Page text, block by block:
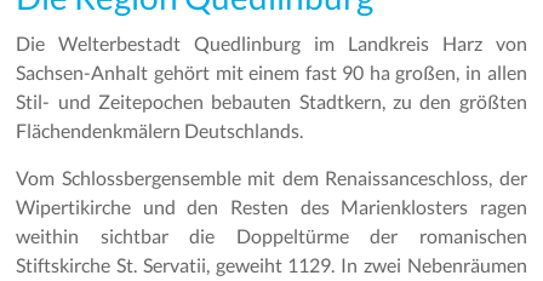
Die Welterbestadt Quedlinburg im Landkreis Harz von
Sachsen-Anhalt gehört mit einem fast 90 ha großen, in allen
Stil- und Zeitepochen bebauten Stadtkern, zu den größten
Flächendenkmälern Deutschlands.
Vom Schlossbergensemble mit dem Renaissanceschloss, der
Wipertikirche und den Resten des Marienklosters ragen
weithin sichtbar die Doppeltürme der romanischen
Stiftskirche St. Servatii, geweiht 1129. In zwei Nebenräumen